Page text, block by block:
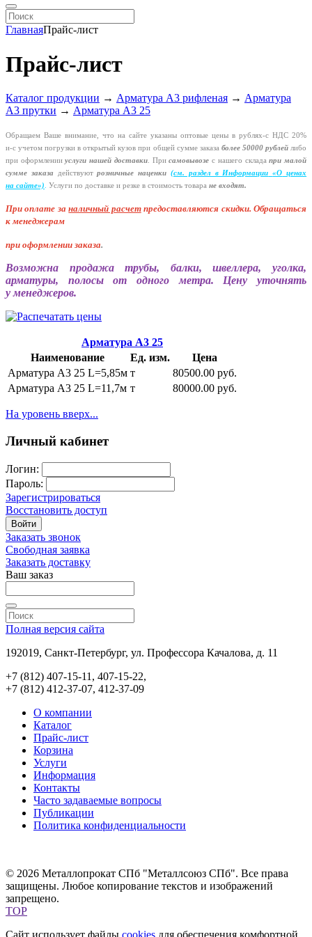
ГлавнаяПрайс-лист
Прайс-лист
Каталог продукции → Арматура А3 рифленая → Арматура
А3 прутки → Арматура А3 25
Обращаем Ваше внимание, что на сайте указаны оптовые цены в рублях-с НДС 20%
и-с учетом погрузки в открытый кузов при общей сумме заказа более 50000 рублейлибо
при оформленииуслуги нашей доставки. Присамовывозе с нашего складапри малой
сумме заказа
действуютрозничные наценки (см. раздел в Информации «О ценах
на сайте»). Услуги по доставке и резке в стоимость товара не входят.
При оплате заналичный расчет предоставляются скидки. Обращаться
к менеджерам
при оформлении заказа.
Возможна продажа трубы, балки, швеллера, уголка,
арматуры, полосы от одного метра. Цену уточнять
у менеджеров.
Наименование Ед. изм. Цена
Арматура А3 25
Арматура А3 25 L=5,85м т
80500.00 руб.
Арматура А3 25 L=11,7м т 80000.00 руб.
На уровень вверх...
Личный кабинет
Логин:
Пароль:
Зарегистрироваться
Восстановить доступ
Войти
Заказать звонок
Свободная заявка
Заказать доставку
Ваш заказ
Полная версия сайта
192019, Санкт-Петербург, ул. Профессора Качалова, д. 11
+7 (812) 407-15-11, 407-15-22,
+7 (812) 412-37-07, 412-37-09
О компании
Каталог
Прайс-лист
Корзина
Услуги
Информация
Контакты
Часто задаваемые вопросы
Публикации
Политика конфиденциальности
© 2026 Металлопрокат СПб "Металлсоюз СПб". Все права
защищены. Любое копирование текстов и изображений
запрещено.
TOP
Сайт использует файлы cookies для обеспечения комфортной